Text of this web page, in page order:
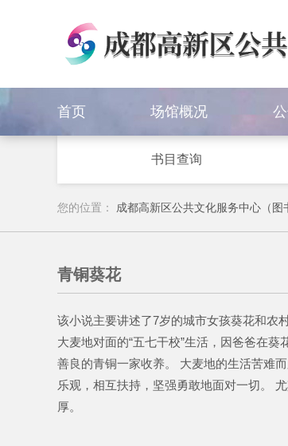
首页 场馆概况
书目查询
您的位置： 成都高新区公共文化服务中心（图
青铜葵花
该小说主要讲述了7岁的城市女孩葵花和农
大麦地对面的“五七干校”生活，因爸爸在
善良的青铜一家收养。 大麦地的生活苦难
乐观，相互扶持，坚强勇敢地面对一切。
厚。